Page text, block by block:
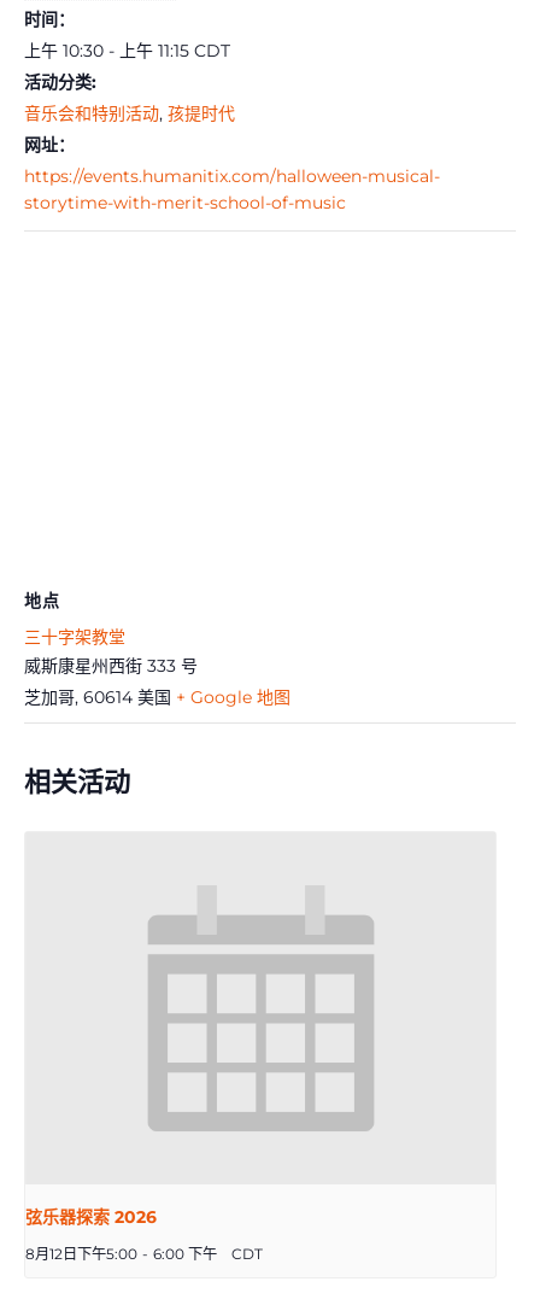
时间：
上午 10:30 - 上午 11:15 CDT
活动分类:
音乐会和特别活动, 孩提时代
网址：
https://events.humanitix.com/halloween-musical-
storytime-with-merit-school-of-music
地点
三十字架教堂
威斯康星州西街 333 号
芝加哥, 60614 美国 + Google 地图
相关活动
弦乐器探索 2026
8月12日下午5:00 - 6:00 下午 CDT